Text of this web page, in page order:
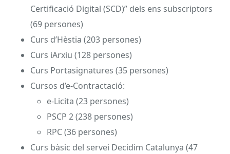
Certificació Digital (SCD)” dels ens subscriptors
(69 persones)
Curs d’Hèstia (203 persones)
Curs iArxiu (128 persones)
Curs Portasignatures (35 persones)
Cursos d’e-Contractació:
e-Licita (23 persones)
PSCP 2 (238 persones)
RPC (36 persones)
Curs bàsic del servei Decidim Catalunya (47